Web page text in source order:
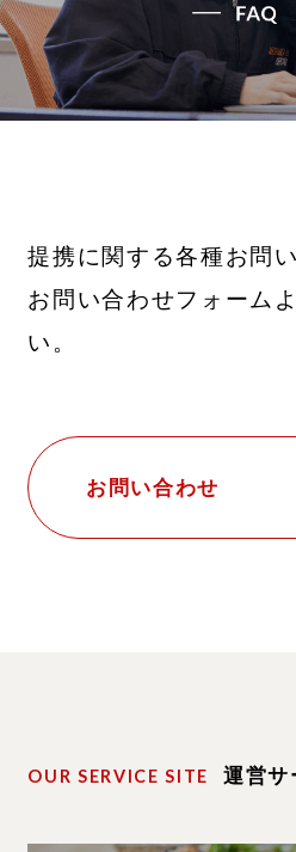
提携に関する各種お問
お問い合わせフォーム
い。
お問い合わせ
OUR SERVICE SITE 運営サ